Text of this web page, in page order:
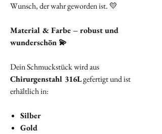
Wunsch, der wahr geworden ist. 💛
Material & Farbe – robust und
wunderschön 💫
Dein Schmuckstück wird aus
Chirurgenstahl 316Lgefertigt und ist
erhältlich in:
Silber
Gold